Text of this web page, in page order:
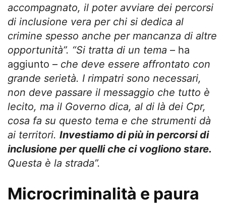
accompagnato, il poter avviare dei percorsi
di inclusione vera per chi si dedica al
crimine spesso anche per mancanza di altre
opportunità”. “Si tratta di un tema – ha
aggiunto – che deve essere affrontato con
grande serietà. I rimpatri sono necessari,
non deve passare il messaggio che tutto è
lecito, ma il Governo dica, al di là dei Cpr,
cosa fa su questo tema e che strumenti dà
ai territori. Investiamo di più in percorsi di
inclusione per quelli che ci vogliono stare.
Questa è la strada”.
Microcriminalità e paura